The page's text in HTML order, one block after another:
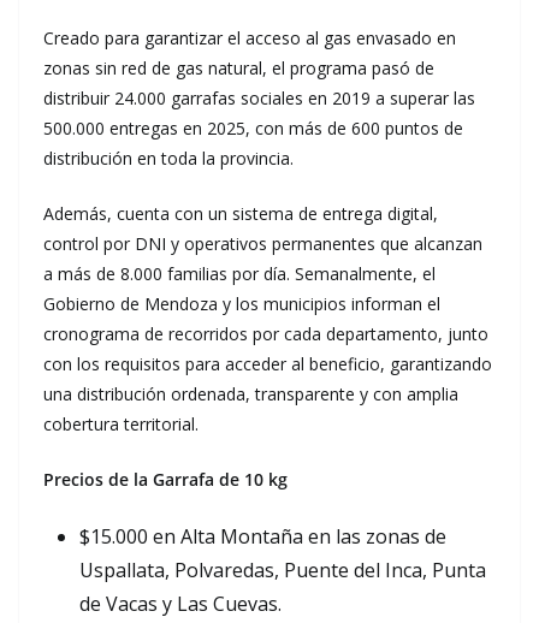
Creado para garantizar el acceso al gas envasado en
zonas sin red de gas natural, el programa pasó de
distribuir 24.000 garrafas sociales en 2019 a superar las
500.000 entregas en 2025, con más de 600 puntos de
distribución en toda la provincia.
Además, cuenta con un sistema de entrega digital,
control por DNI y operativos permanentes que alcanzan
a más de 8.000 familias por día. Semanalmente, el
Gobierno de Mendoza y los municipios informan el
cronograma de recorridos por cada departamento, junto
con los requisitos para acceder al beneficio, garantizando
una distribución ordenada, transparente y con amplia
cobertura territorial.
Precios de la Garrafa de 10 kg
$15.000 en Alta Montaña en las zonas de
Uspallata, Polvaredas, Puente del Inca, Punta
de Vacas y Las Cuevas.